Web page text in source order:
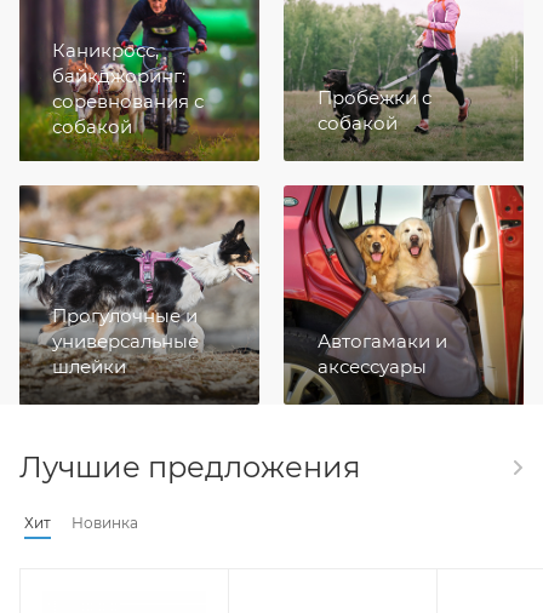
Каникросс,
байкджоринг:
соревнования с
собакой
Пробежки с
собакой
Прогулочные и
универсальные
шлейки
Автогамаки и
аксессуары
Лучшие предложения
Хит Новинка